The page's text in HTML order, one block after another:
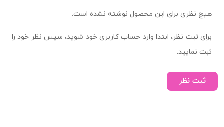
هیچ نظری برای این محصول نوشته نشده است.
برای ثبت نظر، ابتدا وارد حساب کاربری خود شوید، سپس نظر خود را
ثبت نمایید.
ثبت نظر